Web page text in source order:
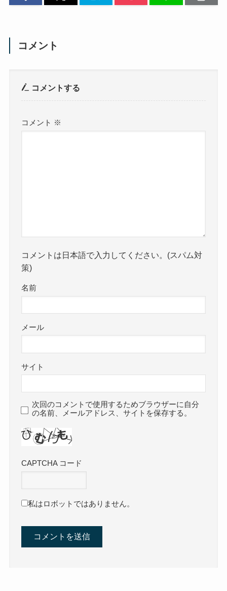
コメント
コメントする
コメント ※
コメントは日本語で入力してください。(スパム対
策)
名前
メール
サイト
次回のコメントで使用するためブラウザーに自分
の名前、メールアドレス、サイトを保存する。
CAPTCHA コード
私はロボットではありません。